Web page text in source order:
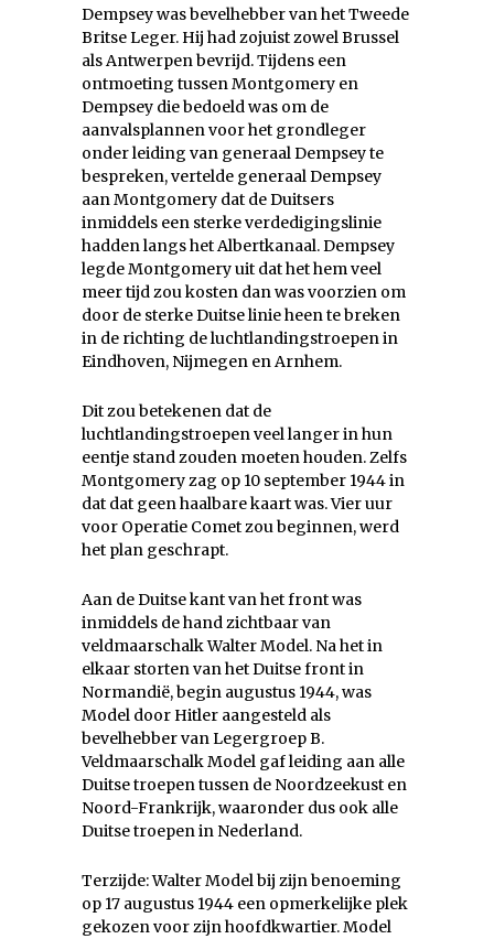
Dempsey was bevelhebber van het Tweede
Britse Leger. Hij had zojuist zowel Brussel
als Antwerpen bevrijd. Tijdens een
ontmoeting tussen Montgomery en
Dempsey die bedoeld was om de
aanvalsplannen voor het grondleger
onder leiding van generaal Dempsey te
bespreken, vertelde generaal Dempsey
aan Montgomery dat de Duitsers
inmiddels een sterke verdedigingslinie
hadden langs het Albertkanaal. Dempsey
legde Montgomery uit dat het hem veel
meer tijd zou kosten dan was voorzien om
door de sterke Duitse linie heen te breken
in de richting de luchtlandingstroepen in
Eindhoven, Nijmegen en Arnhem.
Dit zou betekenen dat de
luchtlandingstroepen veel langer in hun
eentje stand zouden moeten houden. Zelfs
Montgomery zag op 10 september 1944 in
dat dat geen haalbare kaart was. Vier uur
voor Operatie Comet zou beginnen, werd
het plan geschrapt.
Aan de Duitse kant van het front was
inmiddels de hand zichtbaar van
veldmaarschalk Walter Model. Na het in
elkaar storten van het Duitse front in
Normandië, begin augustus 1944, was
Model door Hitler aangesteld als
bevelhebber van Legergroep B.
Veldmaarschalk Model gaf leiding aan alle
Duitse troepen tussen de Noordzeekust en
Noord-Frankrijk, waaronder dus ook alle
Duitse troepen in Nederland.
Terzijde: Walter Model bij zijn benoeming
op 17 augustus 1944 een opmerkelijke plek
gekozen voor zijn hoofdkwartier. Model